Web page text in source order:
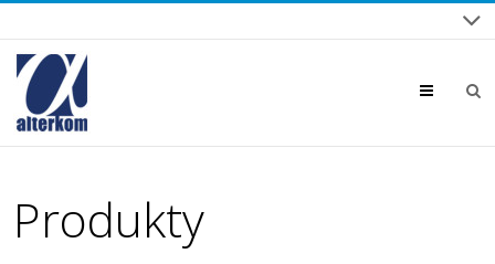
Menu
Produkty